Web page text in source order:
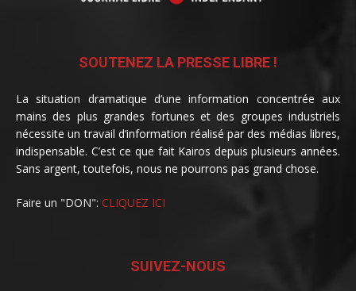
SOUTENEZ LA PRESSE LIBRE !
La situation dramatique d’une information concentrée aux
mains des plus grandes fortunes et des groupes industriels
nécessite un travail d’information réalisé par des médias libres,
indispensable. C’est ce que fait Kairos depuis plusieurs années.
Sans argent, toutefois, nous ne pourrons pas grand chose.
Faire un "DON": CLIQUEZ ICI
SUIVEZ-NOUS